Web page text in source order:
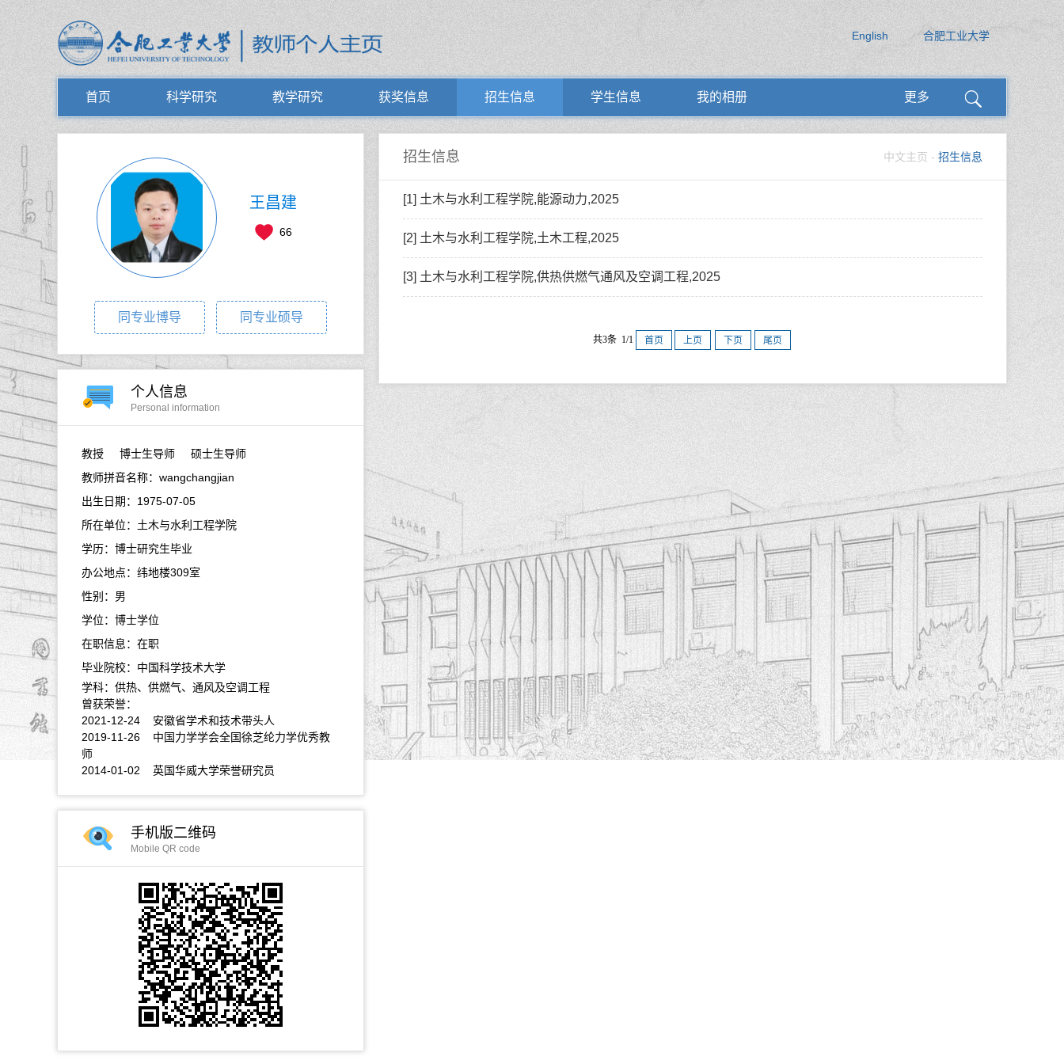
English 合肥工业大学
首页 科学研究 教学研究 获奖信息 招生信息 学生信息 我的相册 更多
王昌建
66
同专业博导 同专业硕导
个人信息
Personal information
教授
博士生导师 硕士生导师
教师拼音名称：wangchangjian
出生日期：1975-07-05
所在单位：土木与水利工程学院
学历：博士研究生毕业
办公地点：纬地楼309室
性别：男
学位：博士学位
在职信息：在职
毕业院校：中国科学技术大学
学科：供热、供燃气、通风及空调工程
曾获荣誉：
2021-12-24 安徽省学术和技术带头人
2019-11-26 中国力学学会全国徐芝纶力学优秀教
师
2014-01-02 英国华威大学荣誉研究员
手机版二维码
Mobile QR code
招生信息 中文主页 - 招生信息
[1] 土木与水利工程学院,能源动力,2025
[2] 土木与水利工程学院,土木工程,2025
[3] 土木与水利工程学院,供热供燃气通风及空调工程,2025
共3条 1/1 首页 上页 下页 尾页